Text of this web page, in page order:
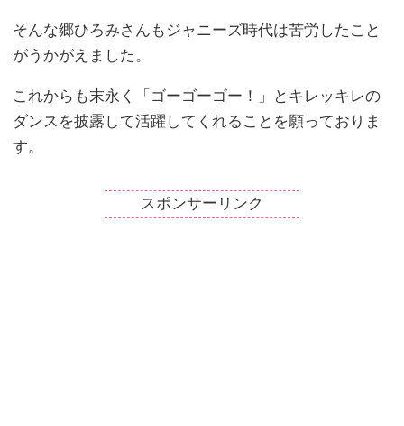
そんな郷ひろみさんもジャニーズ時代は苦労したこと
がうかがえました。
これからも末永く「ゴーゴーゴー！」とキレッキレの
ダンスを披露して活躍してくれることを願っておりま
す。
スポンサーリンク